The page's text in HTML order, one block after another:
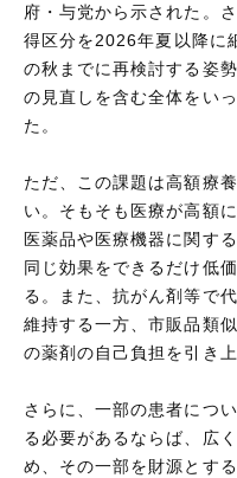
府・与党から示された。
得区分を2026年夏以降に
の秋までに再検討する姿
の見直しを含む全体をい
た。
ただ、この課題は高額療
い。そもそも医療が高額
医薬品や医療機器に関す
同じ効果をできるだけ低
る。また、抗がん剤等で
維持する一方、市販品類
の薬剤の自己負担を引き
さらに、一部の患者につ
る必要があるならば、広
め、その一部を財源とす